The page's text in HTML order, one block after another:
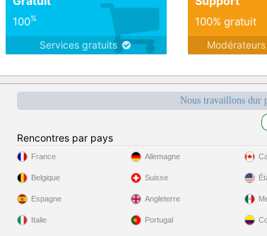
100%
Services gratuits
100% gratuit
Nous travaillons dur
Rencontres par pays
France
Belgique
Espagne
Italie
Allemagne
Suisse
Angleterre
Portugal